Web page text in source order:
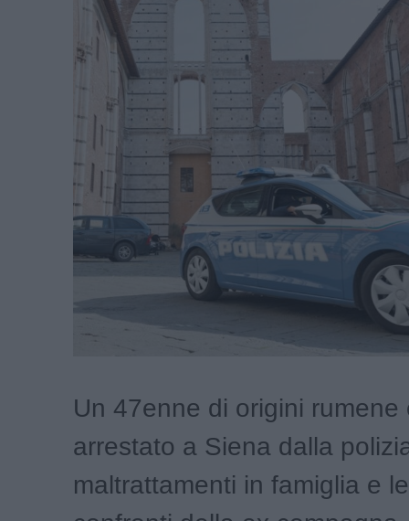
Un 47enne di origini rumene
arrestato a Siena dalla
maltrattamenti in famiglia e